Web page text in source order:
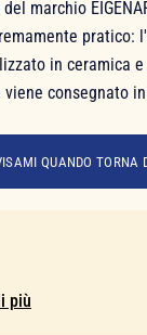
del marchio
pratico:
in ceramica
consegnato
QUANDO TORNA
più